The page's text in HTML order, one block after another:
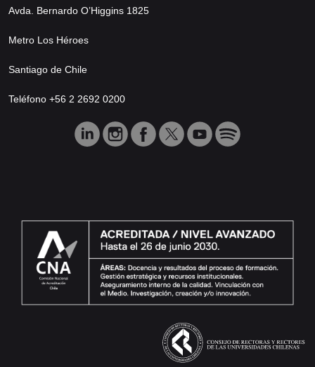
Avda. Bernardo O’Higgins 1825
Metro Los Héroes
Santiago de Chile
Teléfono +56 2 2692 0200